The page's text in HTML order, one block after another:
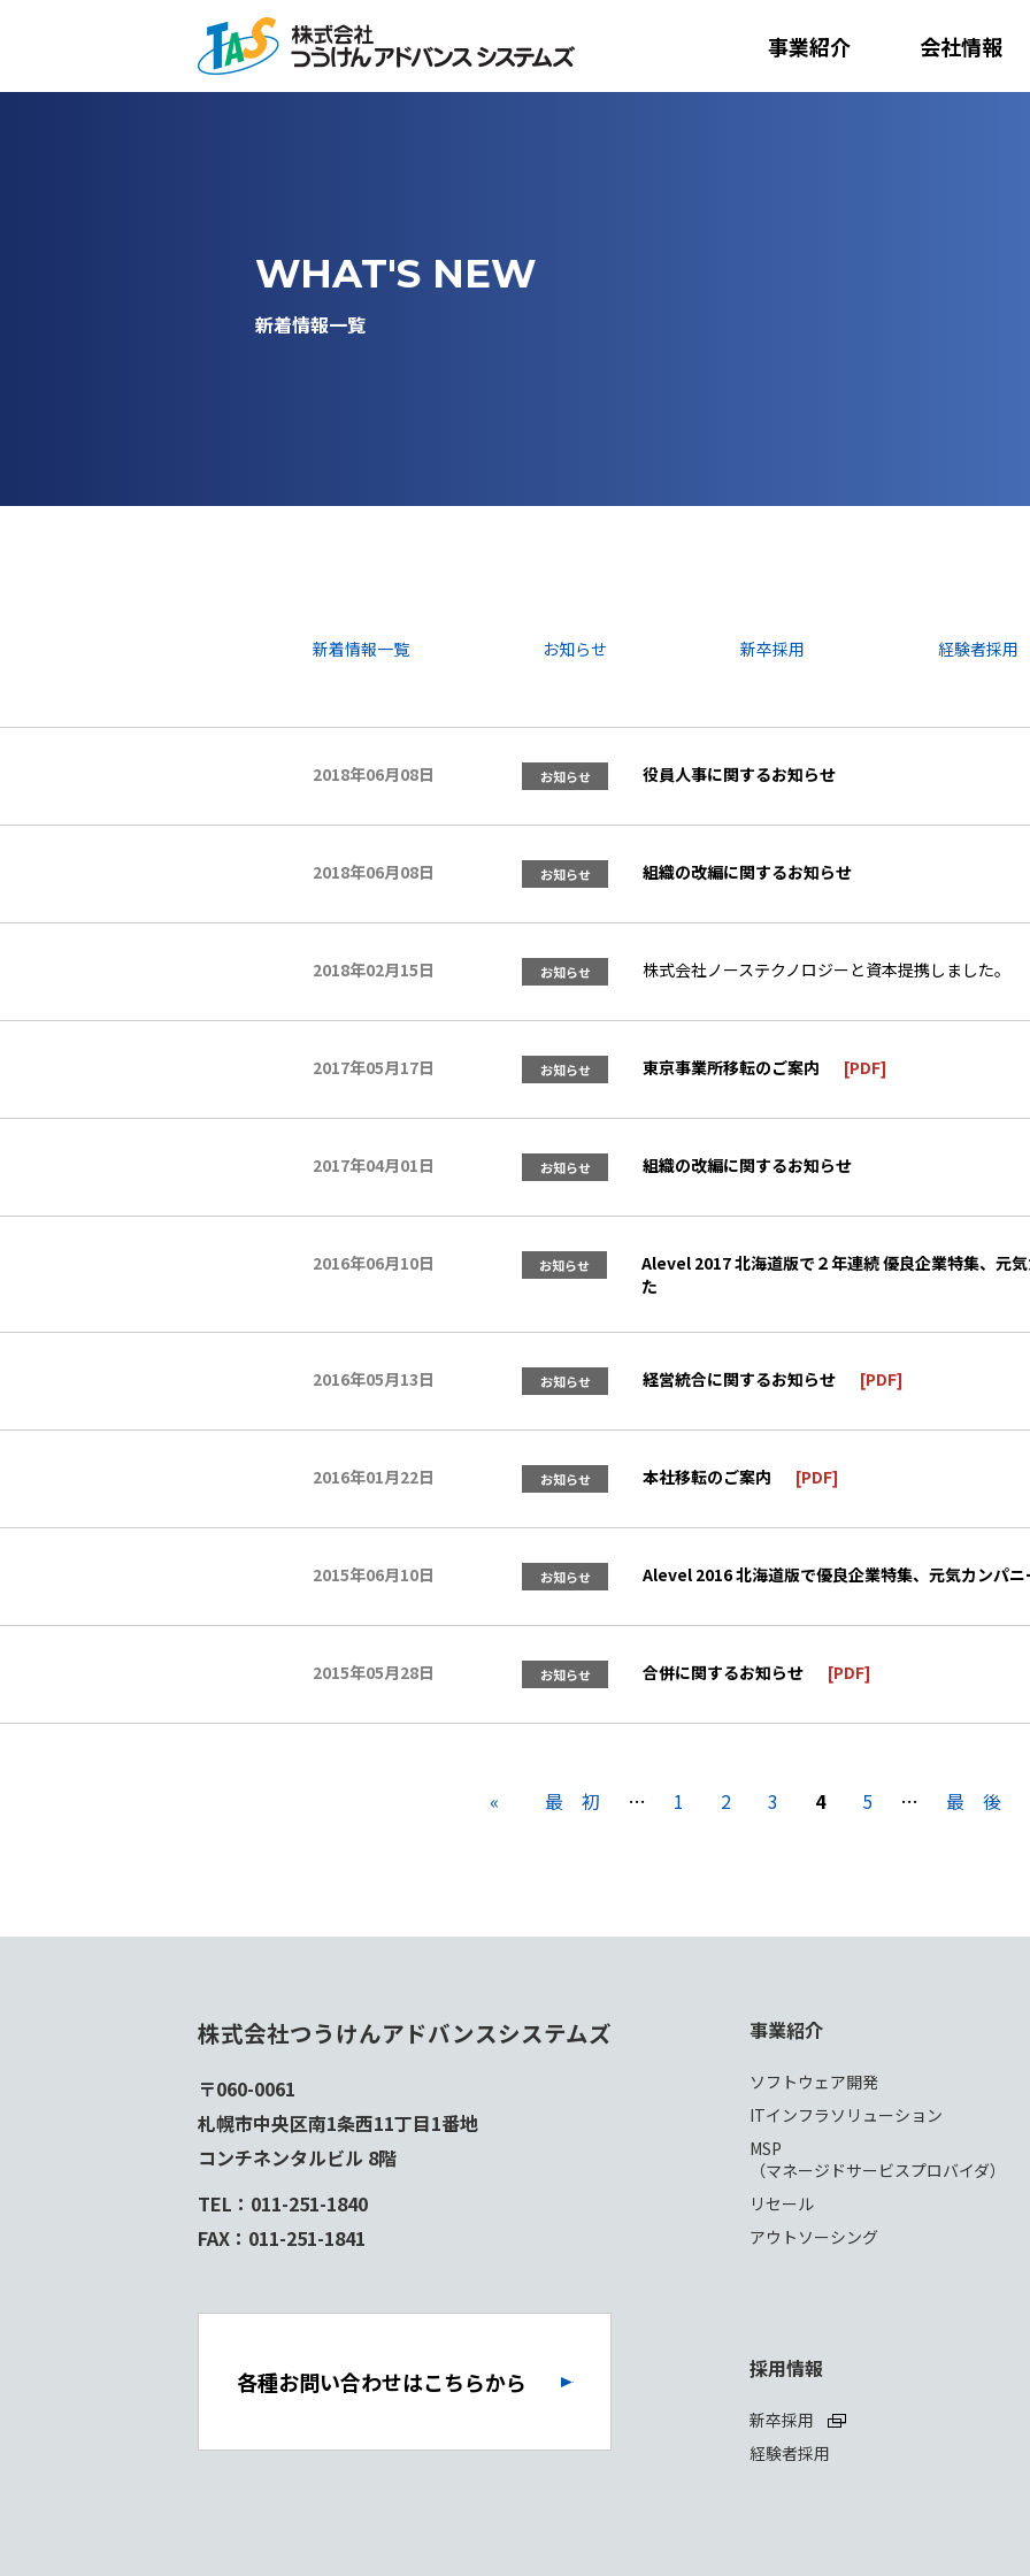
事業紹介 会社情報
WHAT'S NEW
新着情報一覧
新着情報一覧 お知らせ 新卒採用 経験者採用
2018年06月08日 お知らせ 役員人事に関するお知らせ
2018年06月08日 お知らせ 組織の改編に関するお知らせ
2018年02月15日 お知らせ 株式会社ノーステクノロジーと資本提携しました。
2017年05月17日 お知らせ 東京事業所移転のご案内
2017年04月01日 お知らせ 組織の改編に関するお知らせ
2016年06月10日 お知らせ
Alevel 2017 北海道版で２年連続 優良企業特集、元
た
2016年05月13日 お知らせ 経営統合に関するお知らせ
2016年01月22日 お知らせ 本社移転のご案内
2015年06月10日 お知らせ Alevel 2016 北海道版で優良企業特集、元気カンパ
2015年05月28日 お知らせ 合併に関するお知らせ
« 最 初 … 1 2 3 4 5 … 最 後
株式会社つうけんアドバンスシステムズ
〒060-0061
札幌市中央区南1条西11丁目1番地
コンチネンタルビル 8階
TEL：011-251-1840
FAX：011-251-1841
各種お問い合わせはこちらから
事業紹介
ソフトウェア開発
ITインフラソリューション
MSP
（マネージドサービスプロバイダ）
リセール
アウトソーシング
採用情報
新卒採用
経験者採用